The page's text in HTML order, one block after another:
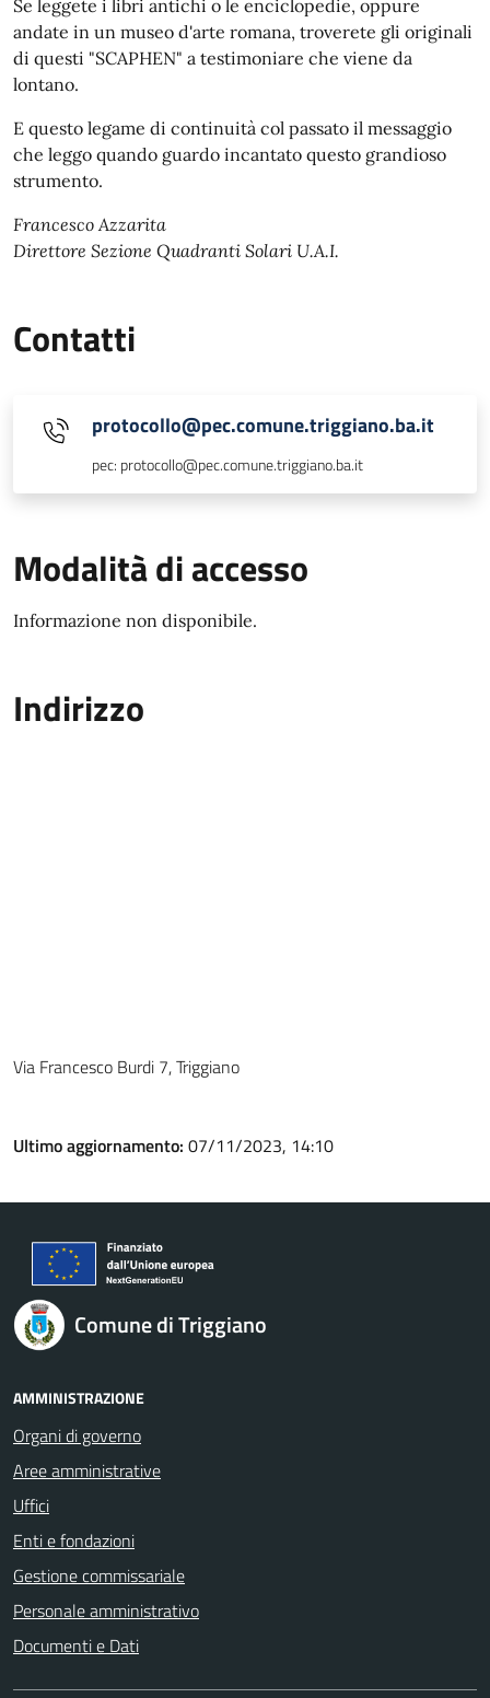
Se leggete i libri antichi o le enciclopedie, oppure
andate in un museo d'arte romana, troverete gli originali
di questi "SCAPHEN" a testimoniare che viene da
lontano.
E questo legame di continuità col passato il messaggio
che leggo quando guardo incantato questo grandioso
strumento.
Francesco Azzarita
Direttore Sezione Quadranti Solari U.A.I.
Contatti
protocollo@pec.comune.triggiano.ba.it
pec: protocollo@pec.comune.triggiano.ba.it
Modalità di accesso
Informazione non disponibile.
Indirizzo
Via Francesco Burdi 7, Triggiano
Ultimo aggiornamento: 07/11/2023, 14:10
Comune di Triggiano
AMMINISTRAZIONE
Organi di governo
Aree amministrative
Uffici
Enti e fondazioni
Gestione commissariale
Personale amministrativo
Documenti e Dati